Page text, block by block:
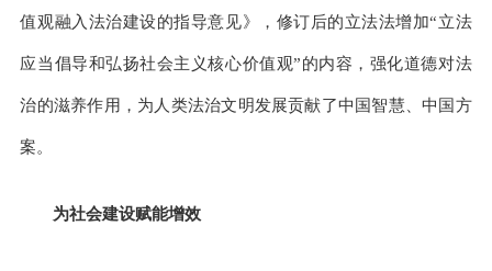
值观融入法治建设的指导意见》，修订后的立法法增加“立法
应当倡导和弘扬社会主义核心价值观”的内容，强化道德对法
治的滋养作用，为人类法治文明发展贡献了中国智慧、中国方
案。
为社会建设赋能增效